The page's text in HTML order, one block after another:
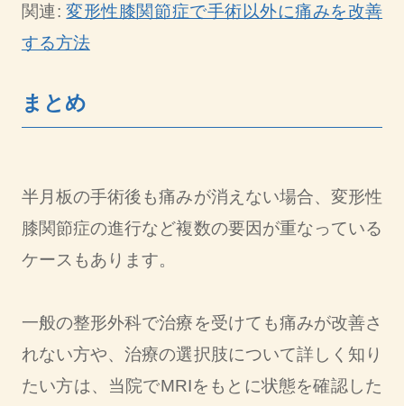
関連:変形性膝関節症で手術以外に痛みを改善
する方法
まとめ
半月板の手術後も痛みが消えない場合、変形性
膝関節症の進行など複数の要因が重なっている
ケースもあります。
一般の整形外科で治療を受けても痛みが改善さ
れない方や、治療の選択肢について詳しく知り
たい方は、当院でMRIをもとに状態を確認した